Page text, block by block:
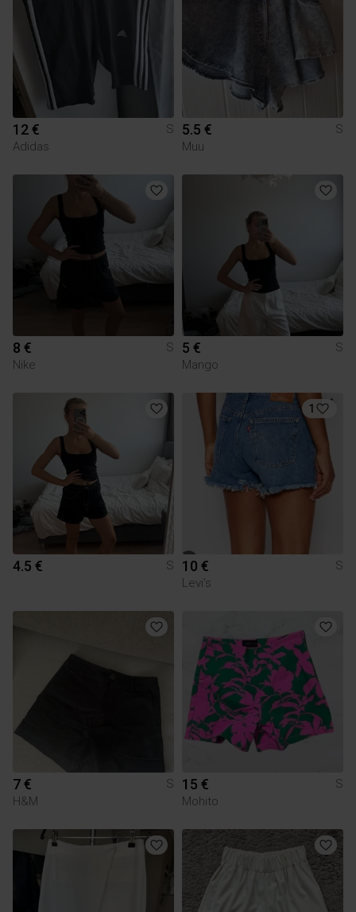
12 €
S
Adidas
5.5 €
S
Muu
8 €
S
Nike
5 €
S
Mango
4.5 € S
1
10 €
S
Levi's
7 €
S
H&M
15 €
S
Mohito